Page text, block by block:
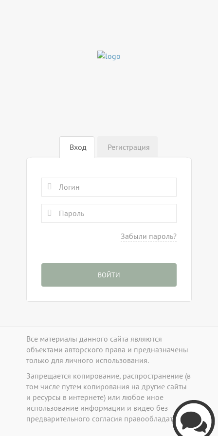
Вход Регистрация
Забыли пароль?
ВОЙТИ
Все материалы данного сайта являются
объектами авторского права и предназначены
только для личного использования.
Запрещается копирование, распространение (в
том числе путем копирования на другие сайты
и ресурсы в интернете) или любое иное
использование информации и видео без
предварительного согласия правообладателя.
Callpy
b